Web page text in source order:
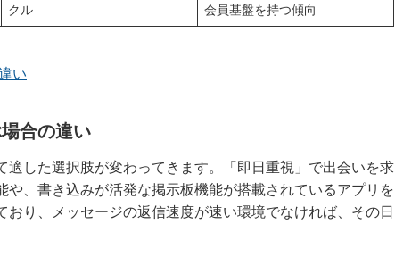
クル
会員基盤を持つ傾向
い
合の違い
した選択肢が変わってきます。「即日重視」で出会いを求
、書き込みが活発な掲示板機能が搭載されているアプリを
り、メッセージの返信速度が速い環境でなければ、その日